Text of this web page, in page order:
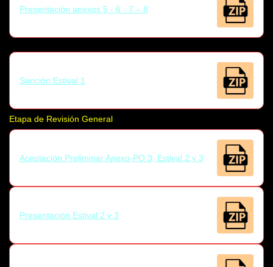
Presentación anexos 5 - 6 - 7 – 8
Sanción Estival 1
Etapa de Revisión General
Aceptación Preliminar Anexo-PO 3, Estival 2 y 3
Presentación Estival 2 y 3